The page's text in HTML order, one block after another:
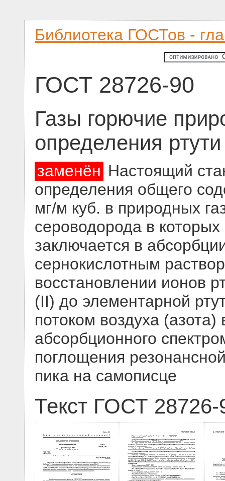
Библиотека ГОСТов -
ГОСТ 28726-90
Газы горючие
определения ртути
заменён Настоящий
определения общего
мг/м куб. в природных
сероводорода в
заключается в
сернокислотным
восстановлении ионов
(II) до элементарной
потоком воздуха
абсорбционного
поглощения
пика на самописце
Текст ГОСТ 28726-